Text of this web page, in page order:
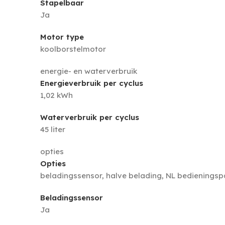
Stapelbaar
Ja
Motor type
koolborstelmotor
energie- en waterverbruik
Energieverbruik per cyclus
1,02 kWh
Waterverbruik per cyclus
45 liter
opties
Opties
beladingssensor, halve belading, NL
Beladingssensor
Ja